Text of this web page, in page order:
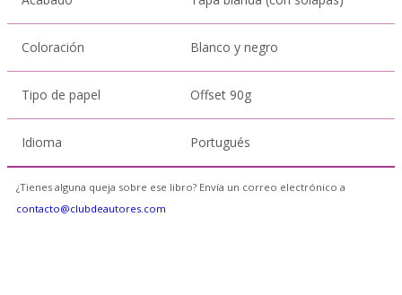
Coloración Blanco y negro
Tipo de papel Offset 90g
Idioma Portugués
¿Tienes alguna queja sobre ese libro? Envía un correo electrónico a
contacto@clubdeautores.com